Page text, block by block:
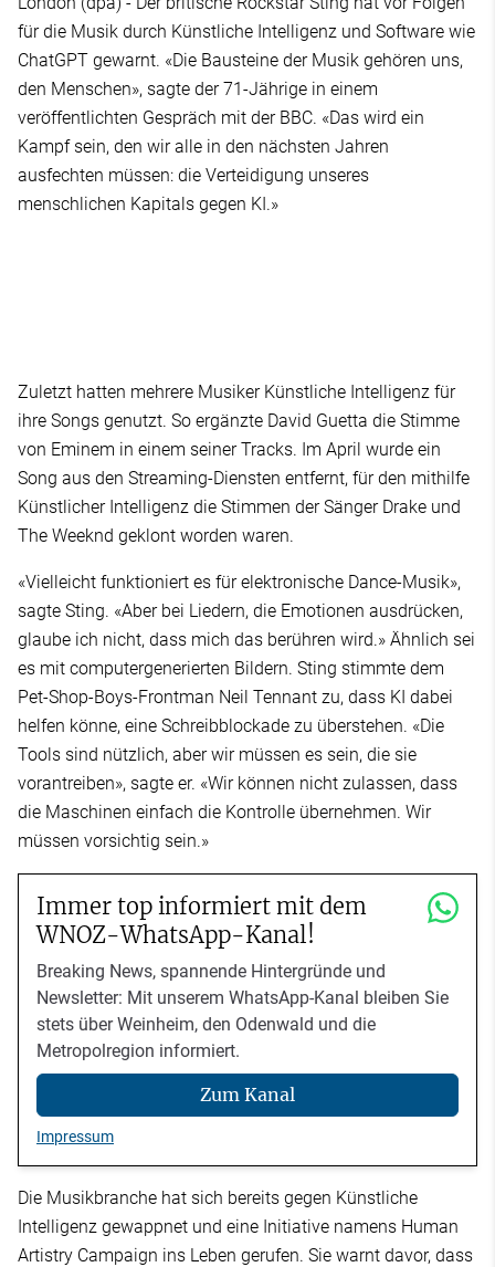
für die Musik durch Künstliche Intelligenz und Software wie
ChatGPT gewarnt. «Die Bausteine der Musik gehören uns,
den Menschen», sagte der 71-Jährige in einem
veröffentlichten Gespräch mit der BBC. «Das wird ein
Kampf sein, den wir alle in den nächsten Jahren
ausfechten müssen: die Verteidigung unseres
menschlichen Kapitals gegen KI.»
Zuletzt hatten mehrere Musiker Künstliche Intelligenz für
ihre Songs genutzt. So ergänzte David Guetta die Stimme
von Eminem in einem seiner Tracks. Im April wurde ein
Song aus den Streaming-Diensten entfernt, für den mithilfe
Künstlicher Intelligenz die Stimmen der Sänger Drake und
The Weeknd geklont worden waren.
«Vielleicht funktioniert es für elektronische Dance-Musik»,
sagte Sting. «Aber bei Liedern, die Emotionen ausdrücken,
glaube ich nicht, dass mich das berühren wird.» Ähnlich sei
es mit computergenerierten Bildern. Sting stimmte dem
Pet-Shop-Boys-Frontman Neil Tennant zu, dass KI dabei
helfen könne, eine Schreibblockade zu überstehen. «Die
Tools sind nützlich, aber wir müssen es sein, die sie
vorantreiben», sagte er. «Wir können nicht zulassen, dass
die Maschinen einfach die Kontrolle übernehmen. Wir
müssen vorsichtig sein.»
Immer top informiert mit dem
WNOZ-WhatsApp-Kanal!
Breaking News, spannende Hintergründe und
Newsletter: Mit unserem WhatsApp-Kanal bleiben Sie
stets über Weinheim, den Odenwald und die
Metropolregion informiert.
Zum Kanal
Impressum
Die Musikbranche hat sich bereits gegen Künstliche
Intelligenz gewappnet und eine Initiative namens Human
Artistry Campaign ins Leben gerufen. Sie warnt davor, dass